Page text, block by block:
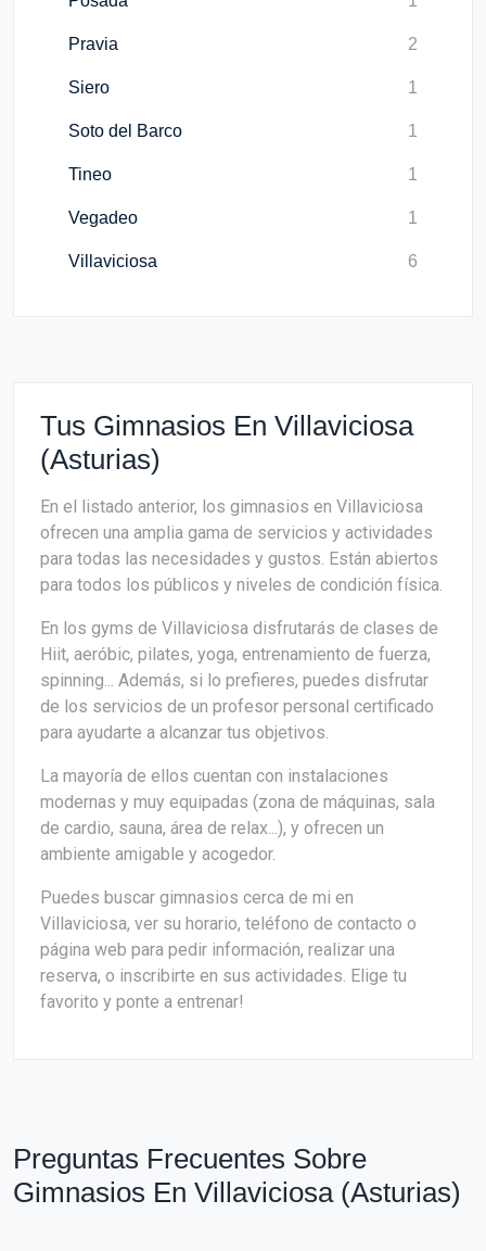
Pravia 2
Siero 1
Soto del Barco 1
Tineo 1
Vegadeo 1
Villaviciosa 6
Tus Gimnasios En Villaviciosa
(Asturias)
En el listado anterior, los gimnasios en Villaviciosa
ofrecen una amplia gama de servicios y actividades
para todas las necesidades y gustos. Están abiertos
para todos los públicos y niveles de condición física.
En los gyms de Villaviciosa disfrutarás de clases de
Hiit, aeróbic, pilates, yoga, entrenamiento de fuerza,
spinning... Además, si lo prefieres, puedes disfrutar
de los servicios de un profesor personal certificado
para ayudarte a alcanzar tus objetivos.
La mayoría de ellos cuentan con instalaciones
modernas y muy equipadas (zona de máquinas, sala
de cardio, sauna, área de relax...), y ofrecen un
ambiente amigable y acogedor.
Puedes buscar gimnasios cerca de mi en
Villaviciosa, ver su horario, teléfono de contacto o
página web para pedir información, realizar una
reserva, o inscribirte en sus actividades. Elige tu
favorito y ponte a entrenar!
Preguntas Frecuentes Sobre
Gimnasios En Villaviciosa (Asturias)